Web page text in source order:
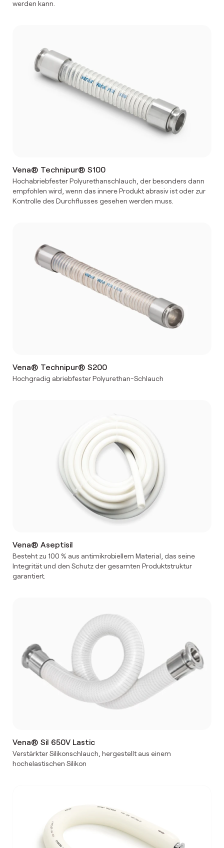
werden kann.
Vena® Technipur® S100
Hochabriebfester Polyurethanschlauch, der besonders dann
empfohlen wird, wenn das innere Produkt abrasiv ist oder zur
Kontrolle des Durchflusses gesehen werden muss.
Vena® Technipur® S200
Hochgradig abriebfester Polyurethan-Schlauch
Vena® Aseptisil
Besteht zu 100 % aus antimikrobiellem Material, das seine
Integrität und den Schutz der gesamten Produktstruktur
garantiert.
Vena® Sil 650V Lastic
Verstärkter Silikonschlauch, hergestellt aus einem
hochelastischen Silikon